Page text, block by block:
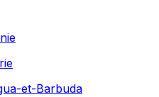
et-Barbuda